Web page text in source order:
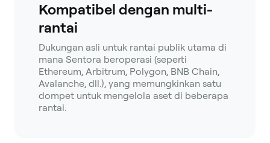
Kompatibel dengan multi-
rantai
Dukungan asli untuk rantai publik utama di
mana Sentora beroperasi (seperti
Ethereum, Arbitrum, Polygon, BNB Chain,
Avalanche, dll.), yang memungkinkan satu
dompet untuk mengelola aset di beberapa
rantai.